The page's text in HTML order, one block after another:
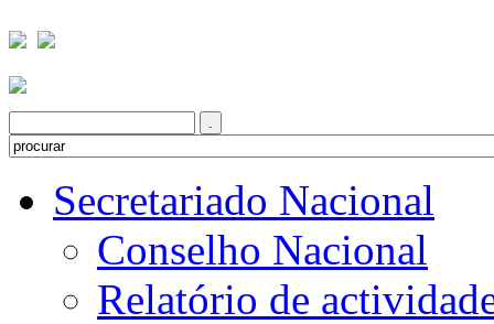
Secretariado Nacional
Conselho Nacional
Relatório de